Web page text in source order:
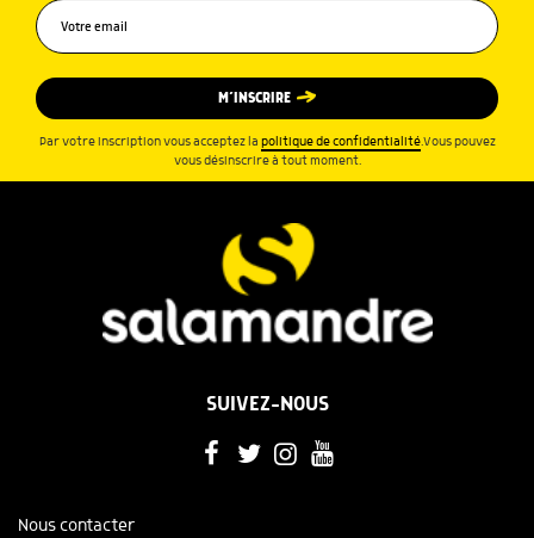
M’INSCRIRE
Par votre inscription vous acceptez la politique de confidentialité.Vous pouvez
vous désinscrire à tout moment.
SUIVEZ-NOUS
Nous contacter